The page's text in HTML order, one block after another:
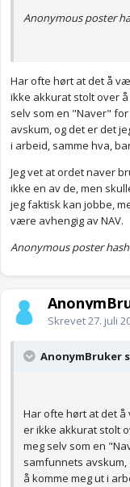
Anonymous poster
Har ofte hørt at det å
ikke akkurat stolt over
selv som en "Naver"
avskum, og det er det
i arbeid, samme hva,
Jeg vet at ordet naver
ikke en av de, men
jeg faktisk kan jobbe,
være avhengig av NAV.
Anonymous poster
Skrevet27. juli
AnonymBruker
Har ofte hørt at det å
er ikke akkurat stolt
meg selv som en
samfunnets avskum,
å komme meg ut i